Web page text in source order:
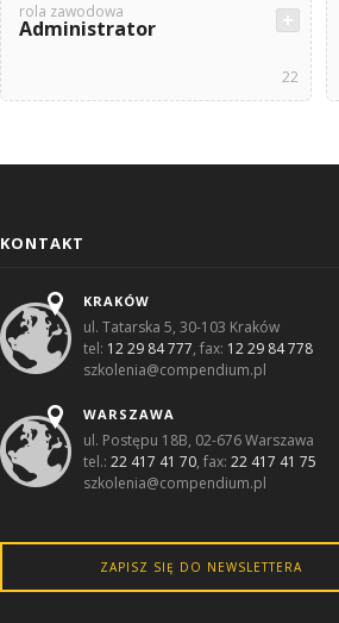
rola zawodowa
Administrator
22
KONTAKT
KRAKÓW
ul. Tatarska 5, 30-103 Kraków
tel: 12 29 84 777, fax: 12 29 84 778
szkolenia@compendium.pl
WARSZAWA
ul. Postępu 18B, 02-676 Warszawa
tel.: 22 417 41 70, fax: 22 417 41 75
szkolenia@compendium.pl
ZAPISZ SIĘ DO NEWSLETTERA